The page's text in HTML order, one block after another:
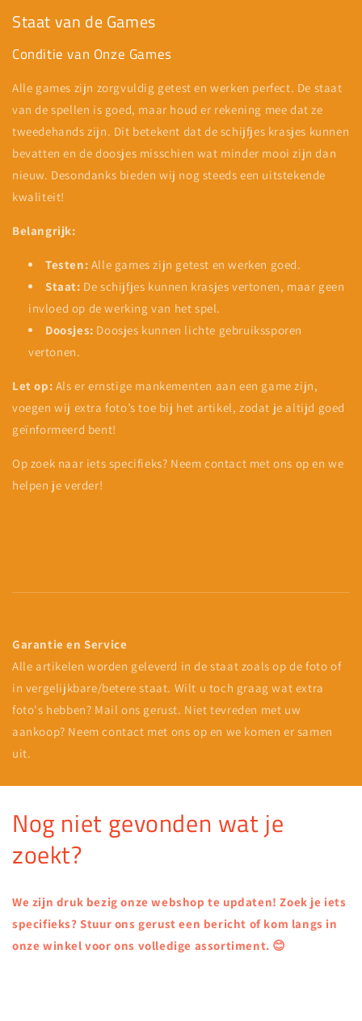
Staat van de Games
Conditie van Onze Games
Alle games zijn zorgvuldig getest en werken perfect. De staat
van de spellen is goed, maar houd er rekening mee dat ze
tweedehands zijn. Dit betekent dat de schijfjes krasjes kunnen
bevatten en de doosjes misschien wat minder mooi zijn dan
nieuw. Desondanks bieden wij nog steeds een uitstekende
kwaliteit!
Belangrijk:
Testen: Alle games zijn getest en werken goed.
Staat: De schijfjes kunnen krasjes vertonen, maar geen
invloed op de werking van het spel.
Doosjes: Doosjes kunnen lichte gebruikssporen
vertonen.
Let op: Als er ernstige mankementen aan een game zijn,
voegen wij extra foto’s toe bij het artikel, zodat je altijd goed
geïnformeerd bent!
Op zoek naar iets specifieks? Neem contact met ons op en we
helpen je verder!
Garantie en Service
Alle artikelen worden geleverd in de staat zoals op de foto of
in vergelijkbare/betere staat. Wilt u toch graag wat extra
foto's hebben? Mail ons gerust. Niet tevreden met uw
aankoop? Neem contact met ons op en we komen er samen
uit.
Nog niet gevonden wat je
zoekt?
We zijn druk bezig onze webshop te updaten! Zoek je iets
specifieks? Stuur ons gerust een bericht of kom langs in
onze winkel voor ons volledige assortiment. 😊